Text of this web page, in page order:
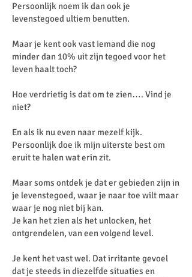
Persoonlijk noem ik dan ook je
levenstegoed ultiem benutten.
Maar je kent ook vast iemand die nog
minder dan 10% uit zijn tegoed voor het
leven haalt toch?
Hoe verdrietig is dat om te zien…. Vind je
niet?
En als ik nu even naar mezelf kijk.
Persoonlijk doe ik mijn uiterste best om
eruit te halen wat erin zit.
Maar soms ontdek je dat er gebieden zijn in
je levenstegoed, waar je naar toe wilt maar
waar je nog niet bij kan.
Je kan het zien als het unlocken, het
ontgrendelen, van een volgend level.
Je kent het vast wel. Dat irritante gevoel
dat je steeds in diezelfde situaties en